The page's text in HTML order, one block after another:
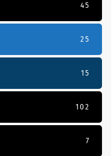
45
25
15
102
7